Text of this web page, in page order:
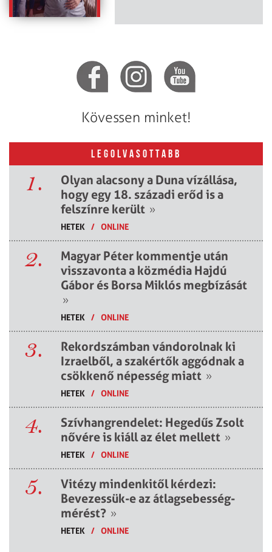
Kövessen minket!
LEGOLVASOTTABB
1.
Olyan alacsony a Duna vízállása,
hogy egy 18. századi erőd is a
felszínre került »
HETEK / ONLINE
2.
Magyar Péter kommentje után
visszavonta a közmédia Hajdú
Gábor és Borsa Miklós megbízását
»
HETEK / ONLINE
3.
Rekordszámban vándorolnak ki
Izraelből, a szakértők aggódnak a
csökkenő népesség miatt »
HETEK / ONLINE
4.
Szívhangrendelet: Hegedűs Zsolt
nővére is kiáll az élet mellett »
HETEK / ONLINE
5.
Vitézy mindenkitől kérdezi:
Bevezessük-e az átlagsebesség-
mérést? »
HETEK / ONLINE